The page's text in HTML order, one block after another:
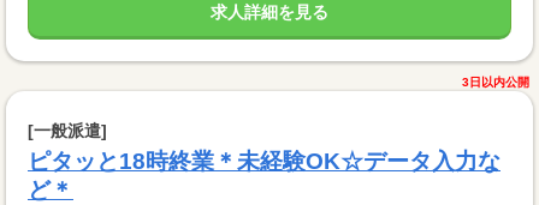
求人詳細を見る
3日以内公開
[一般派遣]
ピタッと18時終業＊未経験OK☆データ入力な
ど＊